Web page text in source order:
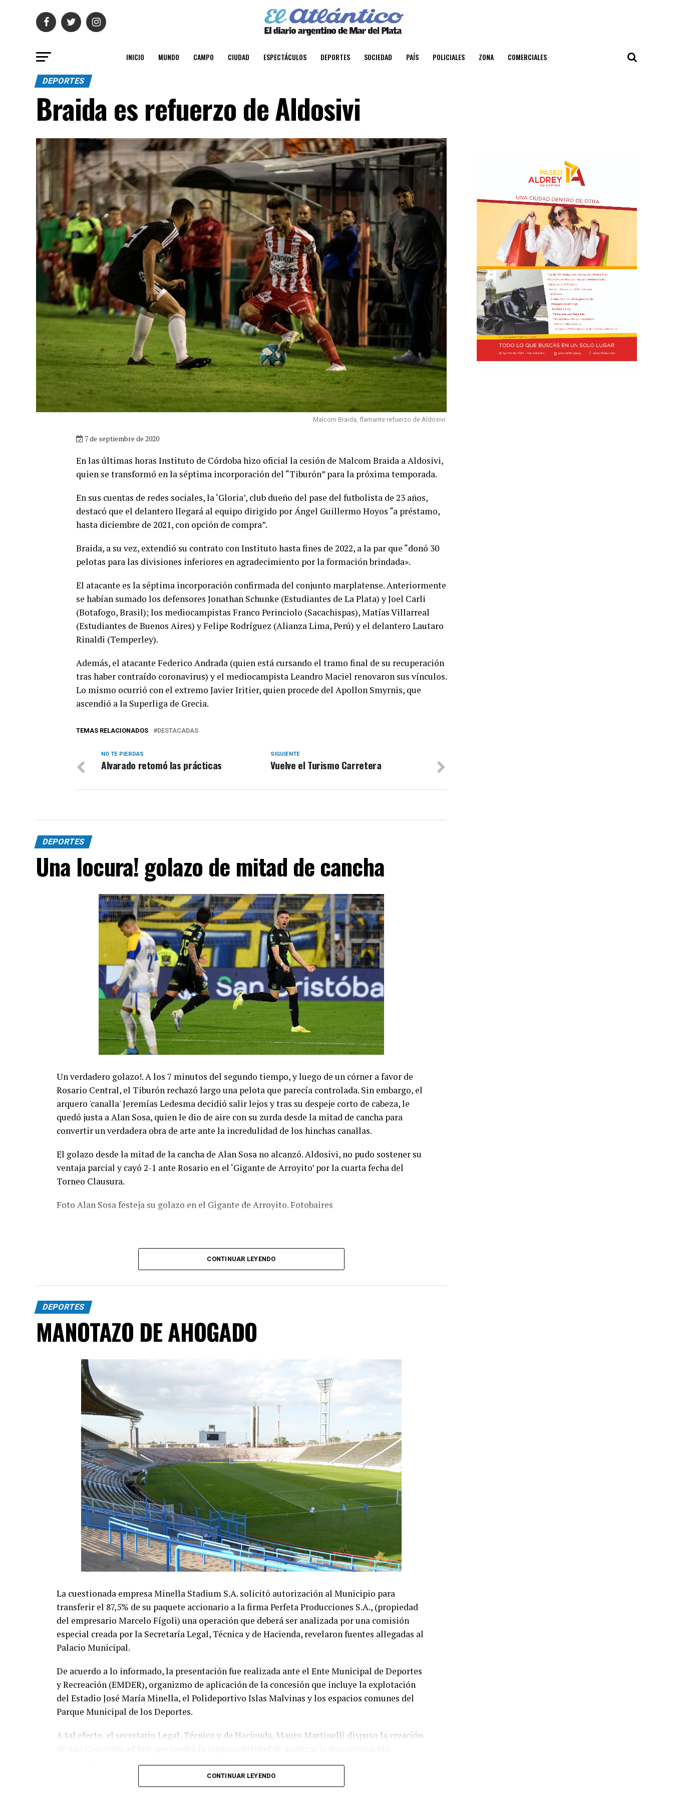
INICIO MUNDO CAMPO CIUDAD ESPECTÁCULOS DEPORTES SOCIEDAD PAÍS POLICIALES ZONA COMERCIALES
DEPORTES
Braida es refuerzo de Aldosivi
Malcom Braida, flamante refuerzo de Aldosivi.
7 de septiembre de 2020
En las últimas horas Instituto de Córdoba hizo oficial la cesión de Malcom Braida a Aldosivi,
quien se transformó en la séptima incorporación del “Tiburón” para la próxima temporada.
En sus cuentas de redes sociales, la ‘Gloria’, club dueño del pase del futbolista de 23 años,
destacó que el delantero llegará al equipo dirigido por Ángel Guillermo Hoyos “a préstamo,
hasta diciembre de 2021, con opción de compra”.
Braida, a su vez, extendió su contrato con Instituto hasta fines de 2022, a la par que “donó 30
pelotas para las divisiones inferiores en agradecimiento por la formación brindada».
El atacante es la séptima incorporación confirmada del conjunto marplatense. Anteriormente
se habían sumado los defensores Jonathan Schunke (Estudiantes de La Plata) y Joel Carli
(Botafogo, Brasil); los mediocampistas Franco Perinciolo (Sacachispas), Matías Villarreal
(Estudiantes de Buenos Aires) y Felipe Rodríguez (Alianza Lima, Perú) y el delantero Lautaro
Rinaldi (Temperley).
Además, el atacante Federico Andrada (quien está cursando el tramo final de su recuperación
tras haber contraído coronavirus) y el mediocampista Leandro Maciel renovaron sus vínculos.
Lo mismo ocurrió con el extremo Javier Iritier, quien procede del Apollon Smyrnis, que
ascendió a la Superliga de Grecia.
TEMAS RELACIONADOS DESTACADAS
SIGUIENTE
Vuelve el Turismo Carretera
NO TE PIERDAS
Alvarado retomó las prácticas
DEPORTES
Una locura! golazo de mitad de cancha
Un verdadero golazo!. A los 7 minutos del segundo tiempo, y luego de un córner a favor de
Rosario Central, el Tiburón rechazó largo una pelota que parecía controlada. Sin embargo, el
arquero 'canalla' Jeremías Ledesma decidió salir lejos y tras su despeje corto de cabeza, le
quedó justa a Alan Sosa, quien le dio de aire con su zurda desde la mitad de cancha para
convertir un verdadera obra de arte ante la incredulidad de los hinchas canallas.
El golazo desde la mitad de la cancha de Alan Sosa no alcanzó. Aldosivi, no pudo sostener su
ventaja parcial y cayó 2-1 ante Rosario en el ‘Gigante de Arroyito’ por la cuarta fecha del
Torneo Clausura.
Foto Alan Sosa festeja su golazo en el Gigante de Arroyito. Fotobaires
CONTINUAR LEYENDO
DEPORTES
MANOTAZO DE AHOGADO
La cuestionada empresa Minella Stadium S.A. solicitó autorización al Municipio para
transferir el 87,5% de su paquete accionario a la firma Perfeta Producciones S.A., (propiedad
del empresario Marcelo Fígoli) una operación que deberá ser analizada por una comisión
especial creada por la Secretaría Legal, Técnica y de Hacienda, revelaron fuentes allegadas al
Palacio Municipal.
De acuerdo a lo informado, la presentación fue realizada ante el Ente Municipal de Deportes
y Recreación (EMDER), organizmo de aplicación de la concesión que incluye la explotación
del Estadio José María Minella, el Polideportivo Islas Malvinas y los espacios comunes del
Parque Municipal de los Deportes.
A tal efecto, el secretario Legal, Técnico y de Hacienda, Mauro Martinelli dispuso la creación
previstas en el contrato y en la normativa vigente.
CONTINUAR LEYENDO